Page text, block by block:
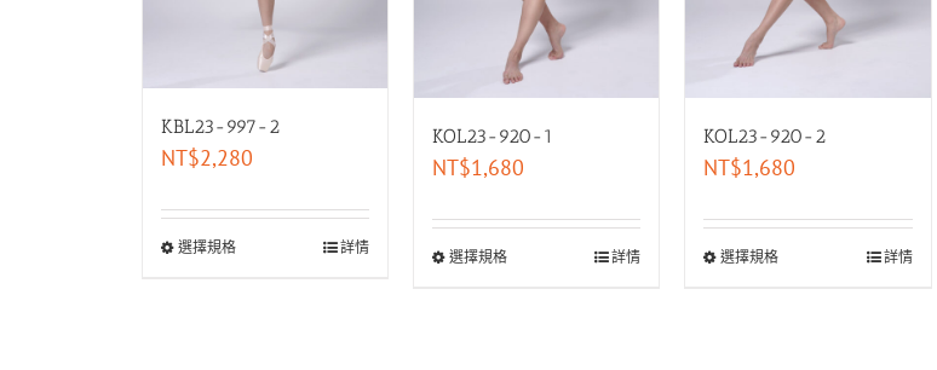
KBL23-997-2
NT$2,280
選擇規格 詳情
KOL23-920-1
NT$1,680
選擇規格 詳情
KOL23-920-2
NT$1,680
選擇規格 詳情